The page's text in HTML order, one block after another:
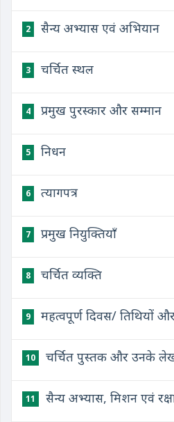
2 सैन्य अभ्यास एवं अभियान
3 चर्चित स्थल
4 प्रमुख पुरस्कार और सम्मान
5 निधन
6 त्यागपत्र
7 प्रमुख नियुक्तियाँ
8 चर्चित व्यक्ति
9 महत्वपूर्ण दिवस/ तिथियों
10 चर्चित पुस्तक और उनके
11 सैन्य अभ्यास, मिशन एवं